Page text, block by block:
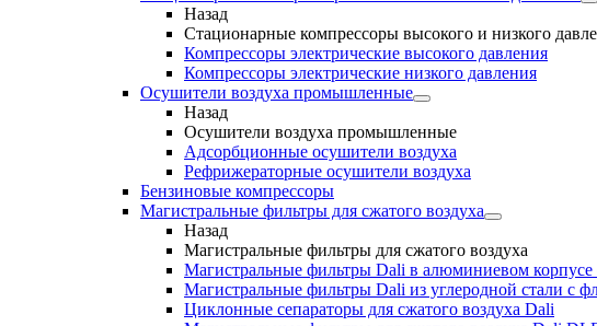
Назад
Стационарные компрессоры высокого и низкого
Компрессоры электрические высокого давления
Компрессоры электрические низкого давления
Осушители воздуха промышленные
Назад
Осушители воздуха промышленные
Адсорбционные осушители воздуха
Рефрижераторные осушители воздуха
Бензиновые компрессоры
Магистральные фильтры для сжатого воздуха
Назад
Магистральные фильтры для сжатого воздуха
Магистральные фильтры Dali в алюминиевом
Магистральные фильтры Dali из углеродной стали с
Циклонные сепараторы для сжатого воздуха Dali